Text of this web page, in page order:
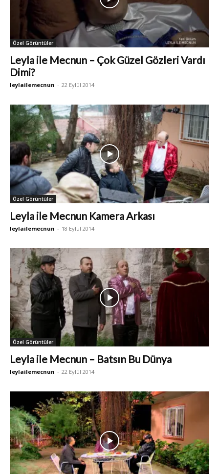
Özel Görüntüler
Leyla ile Mecnun – Çok Güzel Gözleri Vardı
Dimi?
leylailemecnun - 22 Eylül 2014
Özel Görüntüler
Leyla ile Mecnun Kamera Arkası
leylailemecnun - 18 Eylül 2014
Özel Görüntüler
Leyla ile Mecnun – Batsın Bu Dünya
leylailemecnun - 22 Eylül 2014